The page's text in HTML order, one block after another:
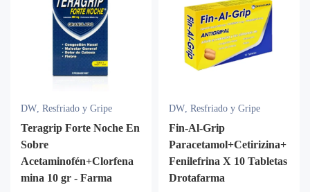
DW, Resfriado y Gripe
Teragrip Forte Noche En
Sobre
Acetaminofén+Clorfena
mina 10 gr - Farma
DW, Resfriado y Gripe
Fin-Al-Grip
Paracetamol+Cetirizina+
Fenilefrina X 10 Tabletas
Drotafarma